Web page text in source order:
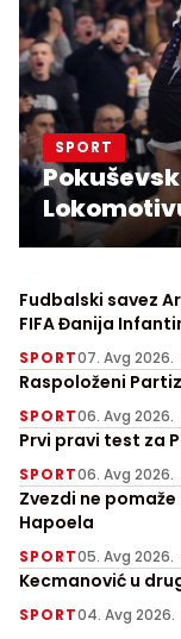
SPORT
Fudbalski savez
FIFA Đanija
SPORT07. Avg 2026.
Raspoloženi
SPORT06. Avg 2026.
Prvi pravi test za
SPORT06. Avg 2026.
Zvezdi ne
Hapoela
SPORT05. Avg 2026.
Kecmanović u
SPORT04. Avg 2026.